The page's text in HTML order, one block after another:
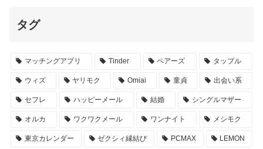
タグ
マッチングアプリ Tinder ペアーズ タップル
ウィズ ヤリモク Omiai 童貞 出会い系
セフレ ハッピーメール 結婚 シングルマザー
オルカ ワクワクメール ワンナイト メシモク
東京カレンダー ゼクシィ縁結び PCMAX LEMON